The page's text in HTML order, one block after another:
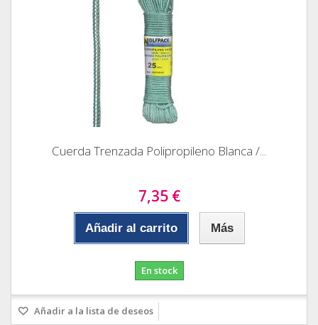
Cuerda Trenzada Polipropileno Blanca /...
7,35 €
Añadir al carrito Más
En stock
Añadir a la lista de deseos